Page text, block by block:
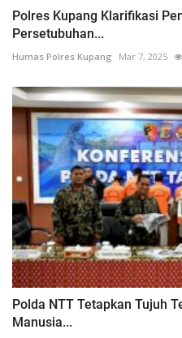
Polres Kupang Klarifikasi
Persetubuhan...
Humas Polres Kupang Mar 7, 2025
Polda NTT Tetapkan Tujuh
Manusia...